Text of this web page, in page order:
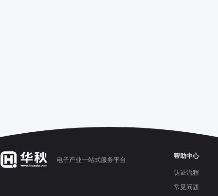
电子产业一站式服务平台
帮助中心
认证流程
常见问题